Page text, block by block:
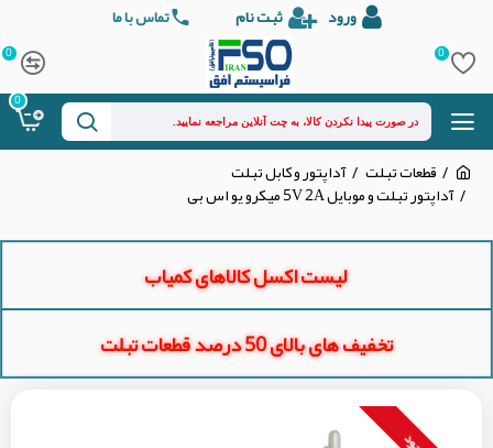
ورود ثبت نام تماس با ما
0
0
0
قطعات تبلت آداپتور و کابل تبلت
آداپتور تبلت و موبایل 5V 2A میکرو یو اس بی
لیست اکسل کالاهای کمیاب
تخفیف های بالای 50 درصد قطعات تبلت